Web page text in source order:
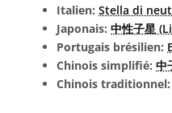
Italien: Stella di
Japonais: 中性子星
Portugais brésilien:
Chinois simplifié: 中
Chinois traditionnel: